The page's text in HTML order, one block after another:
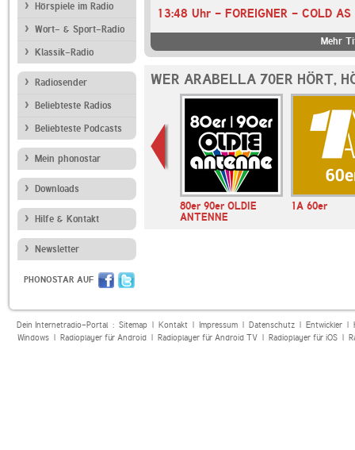
Hörspiele im Radio
Wort- & Sport-Radio
Klassik-Radio
Radiosender
Beliebteste Radios
Beliebteste Podcasts
Mein phonostar
Downloads
Hilfe & Kontakt
Newsletter
PHONOSTAR AUF
13:48 Uhr - FOREIGNER - COLD AS
Mehr
WER ARABELLA 70ER HÖRT,
SWR3
80er 90er OLDIE
ANTENNE
1A 60er
Dein Internetradio-Portal : Sitemap| Kontakt| Impressum| Datenschutz| Entwickler|
Windows| Radioplayer für Android| Radioplayer für Android TV| Radioplayer für iOS|